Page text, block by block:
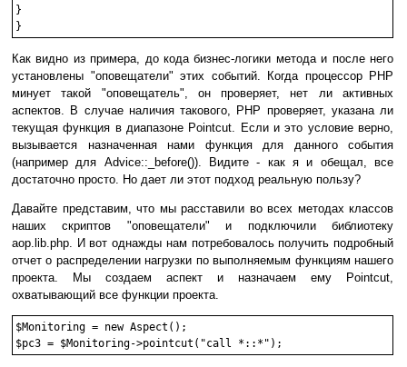
}
Как видно из примера, до кода бизнес-логики метода и после него
установлены "оповещатели" этих событий. Когда процессор PHP
минует такой "оповещатель", он проверяет, нет ли активных
аспектов. В случае наличия такового, PHP проверяет, указана ли
текущая функция в диапазоне Pointcut. Если и это условие верно,
вызывается назначенная нами функция для данного события
(например для Advice::_before()). Видите - как я и обещал, все
достаточно просто. Но дает ли этот подход реальную пользу?
Давайте представим, что мы расставили во всех методах классов
наших скриптов "оповещатели" и подключили библиотеку
aop.lib.php. И вот однажды нам потребовалось получить подробный
отчет о распределении нагрузки по выполняемым функциям нашего
проекта. Мы создаем аспект и назначаем ему Pointcut,
охватывающий все функции проекта.
$Monitoring = new Aspect();